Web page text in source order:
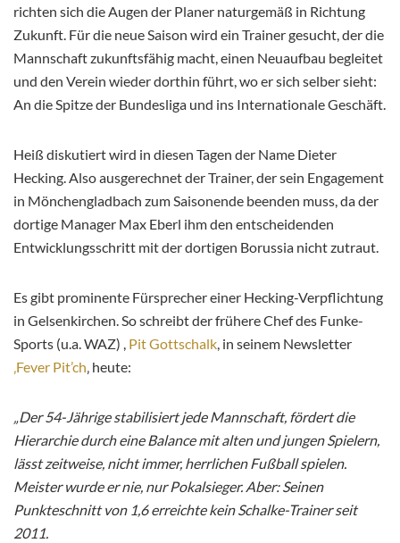
richten sich die Augen der Planer naturgemäß in Richtung
Zukunft. Für die neue Saison wird ein Trainer gesucht, der die
Mannschaft zukunftsfähig macht, einen Neuaufbau begleitet
und den Verein wieder dorthin führt, wo er sich selber sieht:
An die Spitze der Bundesliga und ins Internationale Geschäft.
Heiß diskutiert wird in diesen Tagen der Name Dieter
Hecking. Also ausgerechnet der Trainer, der sein Engagement
in Mönchengladbach zum Saisonende beenden muss, da der
dortige Manager Max Eberl ihm den entscheidenden
Entwicklungsschritt mit der dortigen Borussia nicht zutraut.
Es gibt prominente Fürsprecher einer Hecking-Verpflichtung
in Gelsenkirchen. So schreibt der frühere Chef des Funke-
Sports (u.a. WAZ) , Pit Gottschalk, in seinem Newsletter
‚Fever Pit’ch‚ heute:
„Der 54-Jährige stabilisiert jede Mannschaft, fördert die
Hierarchie durch eine Balance mit alten und jungen Spielern,
lässt zeitweise, nicht immer, herrlichen Fußball spielen.
Meister wurde er nie, nur Pokalsieger. Aber: Seinen
Punkteschnitt von 1,6 erreichte kein Schalke-Trainer seit
2011.